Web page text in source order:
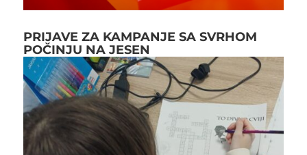
PRIJAVE ZA KAMPANJE SA SVRHOM
POČINJU NA JESEN